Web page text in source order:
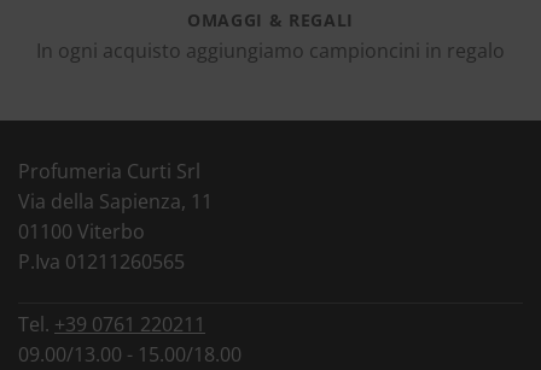
OMAGGI & REGALI
In ogni acquisto aggiungiamo campioncini in regalo
Profumeria Curti Srl
Via della Sapienza, 11
01100 Viterbo
P.Iva 01211260565
Tel. +39 0761 220211
09.00/13.00 - 15.00/18.00